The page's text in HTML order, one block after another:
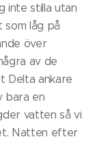
inte stilla utan
som låg på
över
av de
Delta ankare
bara en
vatten så vi
Natten efter